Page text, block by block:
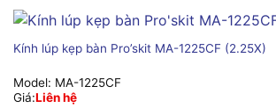
Kính lúp kẹp bàn Pro’skit MA-1225CF (2.25X)
Model: MA-1225CF
Giá:Liên hệ